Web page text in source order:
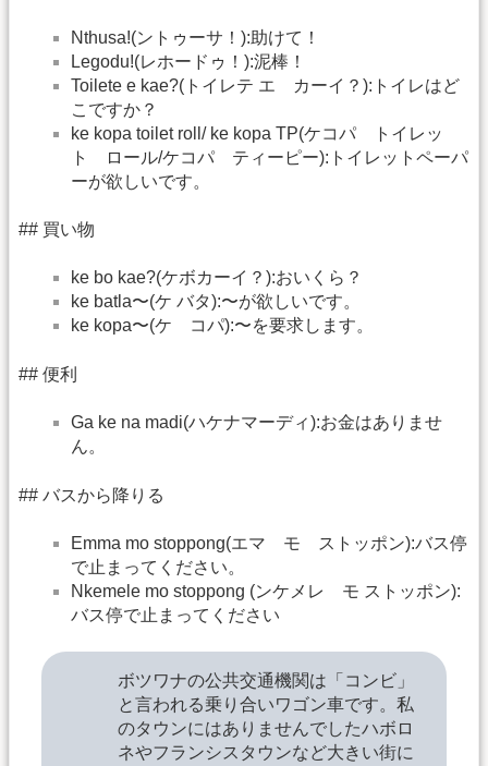
Nthusa!(ントゥーサ！):助けて！
Legodu!(レホードゥ！):泥棒！
Toilete e kae?(トイレテ エ カーイ？):トイレはど
こですか？
ke kopa toilet roll/ ke kopa TP(ケコパ トイレッ
ト ロール/ケコパ ティーピー):トイレットペーパ
ーが欲しいです。
## 買い物
ke bo kae?(ケボカーイ？):おいくら？
ke batla〜(ケ バタ):〜が欲しいです。
ke kopa〜(ケ コパ):〜を要求します。
## 便利
Ga ke na madi(ハケナマーディ):お金はありませ
ん。
## バスから降りる
Emma mo stoppong(エマ モ ストッポン):バス停
で止まってください。
Nkemele mo stoppong (ンケメレ モ ストッポン):
バス停で止まってください
ボツワナの公共交通機関は「コンビ」
と言われる乗り合いワゴン車です。私
のタウンにはありませんでしたハボロ
ネやフランシスタウンなど大きい街に